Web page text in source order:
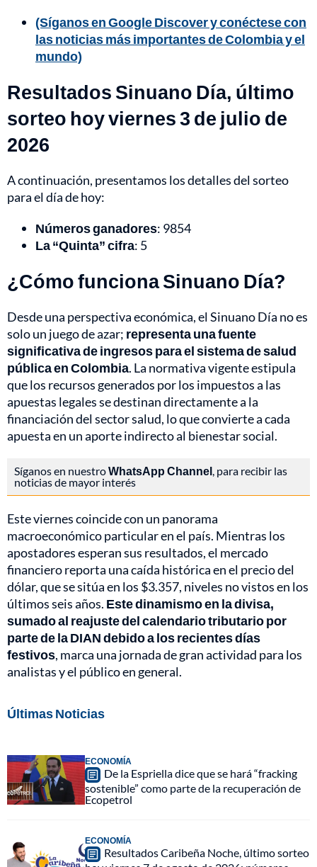
(Síganos en Google Discover y conéctese con
las noticias más importantes de Colombia y el
mundo)
Resultados Sinuano Día, último
sorteo hoy viernes 3 de julio de
2026
A continuación, presentamos los detalles del sorteo
para el día de hoy:
Números ganadores: 9854
La “Quinta” cifra: 5
¿Cómo funciona Sinuano Día?
Desde una perspectiva económica, el Sinuano Día no es
solo un juego de azar; representa una fuente
significativa de ingresos para el sistema de salud
pública en Colombia. La normativa vigente estipula
que los recursos generados por los impuestos a las
apuestas legales se destinan directamente a la
financiación del sector salud, lo que convierte a cada
apuesta en un aporte indirecto al bienestar social.
Síganos en nuestroWhatsApp Channel, para recibir las
noticias de mayor interés
Este viernes coincide con un panorama
macroeconómico particular en el país. Mientras los
apostadores esperan sus resultados, el mercado
financiero reporta una caída histórica en el precio del
dólar, que se sitúa en los $3.357, niveles no vistos en los
últimos seis años. Este dinamismo en la divisa,
sumado al reajuste del calendario tributario por
parte de la DIAN debido a los recientes días
festivos, marca una jornada de gran actividad para los
analistas y el público en general.
Últimas Noticias
ECONOMÍA
De la Espriella dice que se hará “fracking
sostenible” como parte de la recuperación de
Ecopetrol
ECONOMÍA
Resultados Caribeña Noche, último sorteo